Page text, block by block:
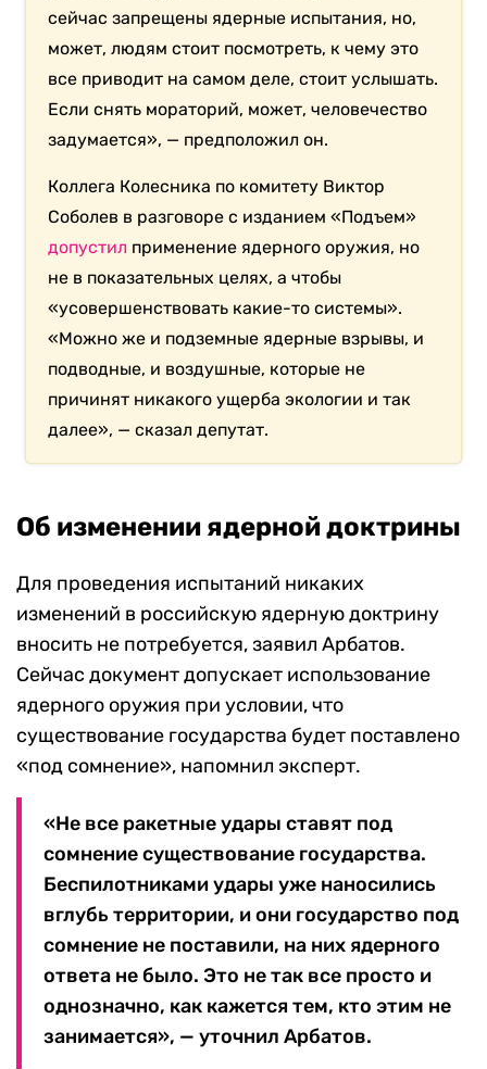
сейчас запрещены ядерные испытания, но,
может, людям стоит посмотреть, к чему это
все приводит на самом деле, стоит услышать.
Если снять мораторий, может, человечество
задумается», — предположил он.
Коллега Колесника по комитету Виктор
Соболев в разговоре с изданием «Подъем»
допустил применение ядерного оружия, но
не в показательных целях, а чтобы
«усовершенствовать какие-то системы».
«Можно же и подземные ядерные взрывы, и
подводные, и воздушные, которые не
причинят никакого ущерба экологии и так
далее», — сказал депутат.
Об изменении ядерной доктрины
Для проведения испытаний никаких
изменений в российскую ядерную доктрину
вносить не потребуется, заявил Арбатов.
Сейчас документ допускает использование
ядерного оружия при условии, что
существование государства будет поставлено
«под сомнение», напомнил эксперт.
«Не все ракетные удары ставят под
сомнение существование государства.
Беспилотниками удары уже наносились
вглубь территории, и они государство под
сомнение не поставили, на них ядерного
ответа не было. Это не так все просто и
однозначно, как кажется тем, кто этим не
занимается», — уточнил Арбатов.